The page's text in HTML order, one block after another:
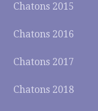
Chatons 2015
Chatons 2016
Chatons 2017
Chatons 2018